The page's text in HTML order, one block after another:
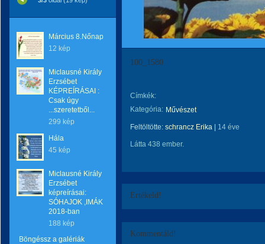
Március 8.Nőnap
12 kép
Miclausné Király
Erzsébet
KÉPREÍRÁSAI :
Csak úgy
...szeretetből...
299 kép
Hála
45 kép
Miclausné Király
Erzsébet
képreírásai:
SÓHAJOK ,IMÁK
2018-ban
188 kép
Böngéssz a galériák
100_1580
Címkék:
Kategória: Művészet
Feltöltötte: schrancz Erika 14 éve
Látta 438 ember.
Értékeld!
Kommentáld!